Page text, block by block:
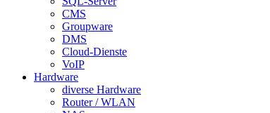
CMS
Groupware
DMS
Cloud-Dienste
VoIP
Hardware
diverse Hardware
Router / WLAN